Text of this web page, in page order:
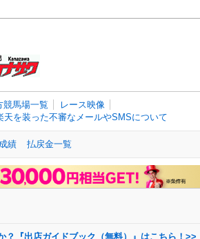
競馬場一覧
レース映像
天を装った不審なメールやSMSについて
績 払戻金一覧
？『出店ガイドブック（無料）』はこちら！>>